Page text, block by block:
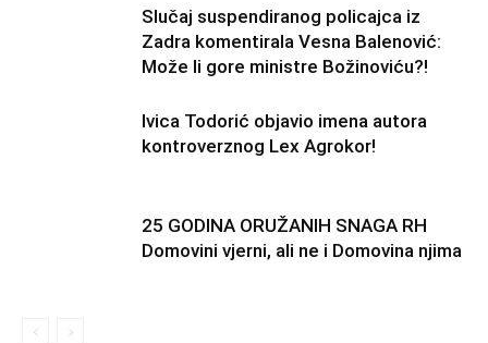
Slučaj suspendiranog policajca iz
Zadra komentirala Vesna Balenović:
Može li gore ministre Božinoviću?!
Ivica Todorić objavio imena autora
kontroverznog Lex Agrokor!
25 GODINA ORUŽANIH SNAGA RH
Domovini vjerni, ali ne i Domovina njima